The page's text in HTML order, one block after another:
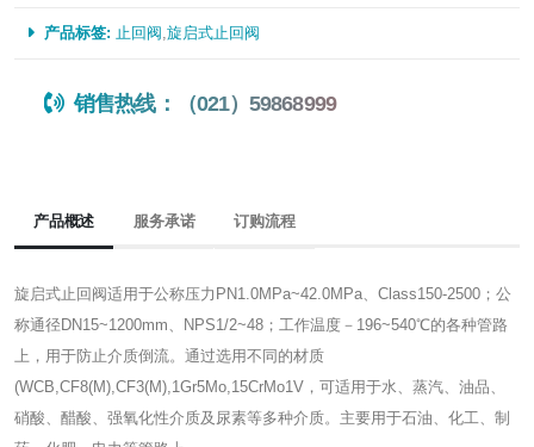
产品标签: 止回阀 旋启式止回阀
销售热线：（021）59868999
产品概述 服务承诺 订购流程
旋启式止回阀适用于公称压力PN1.0MPa~42.0MPa、Class150-2500；公
称通径DN15~1200mm、NPS1/2~48；工作温度－196~540℃的各种管路
上，用于防止介质倒流。通过选用不同的材质
(WCB,CF8(M),CF3(M),1Gr5Mo,15CrMo1V，可适用于水、蒸汽、油品、
硝酸、醋酸、强氧化性介质及尿素等多种介质。主要用于石油、化工、制